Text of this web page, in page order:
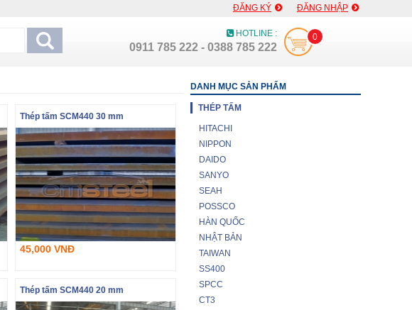
ĐĂNG KÝ ĐĂNG NHẬP
HOTLINE :
0911 785 222 - 0388 785 222
0
Thép tấm SCM440 30 mm
45,000 VNĐ
Thép tấm SCM440 20 mm
DANH MỤC SẢN PHẨM
THÉP TẤM
HITACHI
NIPPON
DAIDO
SANYO
SEAH
POSSCO
HÀN QUỐC
NHẬT BẢN
TAIWAN
SS400
SPCC
CT3